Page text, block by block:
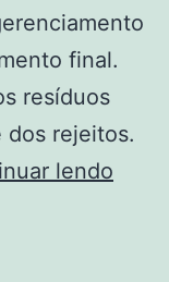
final.
resíduos
dos rejeitos.
lendo